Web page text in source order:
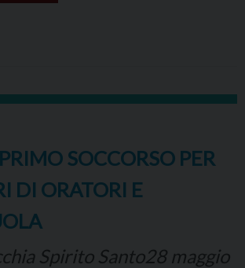
SOCCORSO PER
DI ORATORI E
Spirito Santo28 maggio